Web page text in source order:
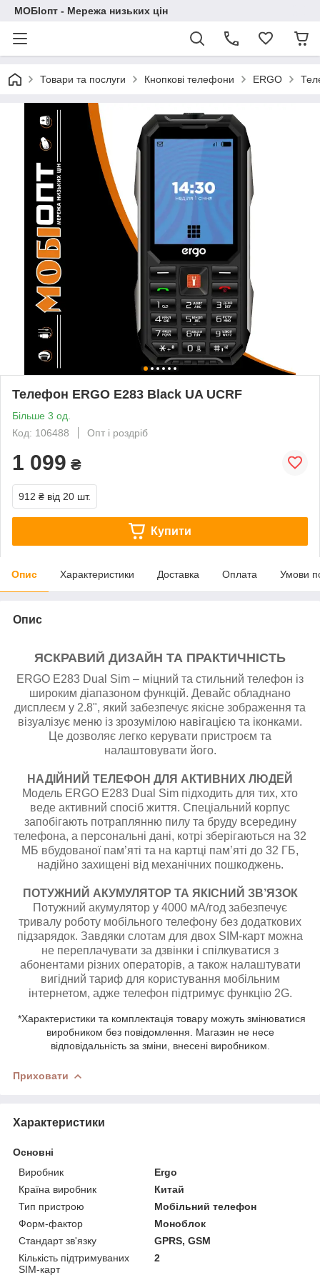
МОБІопт - Мережа низьких цін
Товари та послуги Кнопкові телефони ERGO
Телефон ERGO E283 Black UA UCRF
Більше 3 од.
Код: 106488
Опт і роздріб
1 099 ₴
912 ₴ від 20 шт.
Купити
Опис Характеристики Доставка Оплата Умови
Опис
ЯСКРАВИЙ ДИЗАЙН ТА ПРАКТИЧНІСТЬ
ERGO E283 Dual Sim – міцний та стильний телефон із
широким діапазоном функцій. Девайс обладнано
дисплеєм у 2.8", який забезпечує якісне зображення та
візуалізує меню із зрозумілою навігацією та іконками.
Це дозволяє легко керувати пристроєм та
налаштовувати його.
НАДІЙНИЙ ТЕЛЕФОН ДЛЯ АКТИВНИХ ЛЮДЕЙ
Модель ERGO E283 Dual Sim підходить для тих, хто
веде активний спосіб життя. Спеціальний корпус
запобігають потраплянню пилу та бруду всередину
телефона, а персональні дані, котрі зберігаються на 32
МБ вбудованої пам’яті та на картці пам’яті до 32 ГБ,
надійно захищені від механічних пошкоджень.
ПОТУЖНИЙ АКУМУЛЯТОР ТА ЯКІСНИЙ ЗВ’ЯЗОК
Потужний акумулятор у 4000 мА/год забезпечує
тривалу роботу мобільного телефону без додаткових
підзарядок. Завдяки слотам для двох SIM-карт можна
не переплачувати за дзвінки і спілкуватися з
абонентами різних операторів, а також налаштувати
вигідний тариф для користування мобільним
інтернетом, адже телефон підтримує функцію 2G.
*Характеристики та комплектація товару можуть змінюватися
виробником без повідомлення. Магазин не несе
відповідальність за зміни, внесені виробником.
Приховати
Характеристики
Основні
Виробник
Ergo
Країна виробник
Китай
Тип пристрою
Мобільний телефон
Форм-фактор
Моноблок
Стандарт зв'язку
GPRS, GSM
Кількість підтримуваних
SIM-карт
2